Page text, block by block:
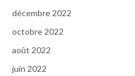
décembre 2022
octobre 2022
août 2022
juin 2022